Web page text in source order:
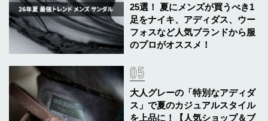
25選！ 夏にメンズが買うべき1
足をナイキ、アディダス、ウー
フォスなど人気ブランドから服
のプロがオススメ！
大人グレーの「特別なアディダ
ス」で夏のカジュアルスタイル
を上品に！【人気ショップ＆ブ